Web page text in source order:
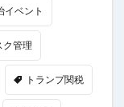
イベント
ク管理
トランプ関税